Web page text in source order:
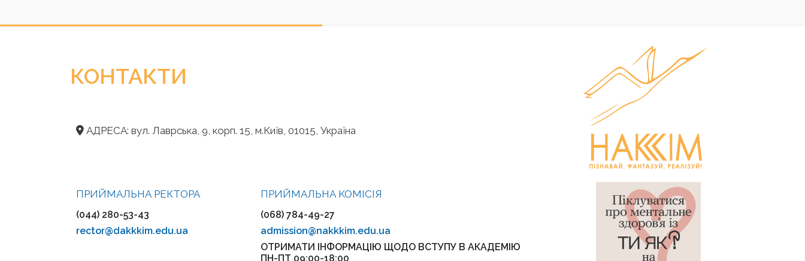
КОНТАКТИ
АДРЕСА: вул. Лаврська, 9, корп. 15, м.Київ, 01015, Україна
ПРИЙМАЛЬНА РЕКТОРА
(044) 280-53-43
rector@dakkkim.edu.ua
ПРИЙМАЛЬНА KOMІСІЯ
(068) 784-49-27
admission@nakkkim.edu.ua
ОТРИМАТИ ІНФОРМАЦІЮ ЩОДО ВСТУПУ В АКАДЕМІЮ
ПН-ПТ 09:00-18:00